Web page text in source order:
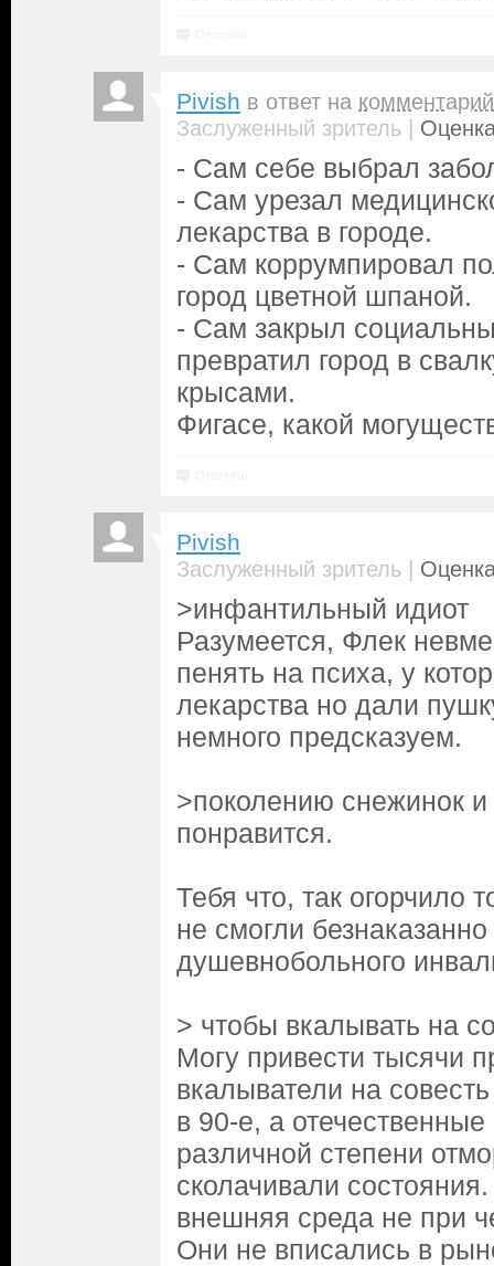
Pivish в ответ на комментарий
Заслуженный зритель |
- Сам себе выбрал
- Сам урезал
лекарства в городе.
- Сам коррумпировал
город цветной шпаной.
- Сам закрыл
превратил город в
крысами.
Фигасе, какой
Pivish
Заслуженный зритель |
>инфантильный идиот
Разумеется, Флек
пенять на психа, у
лекарства но дали
немного предсказуем.
>поколению снежинок
понравится.
Тебя что, так огорчило
не смогли безнаказанно
душевнобольного
> чтобы вкалывать на
Могу привести тысячи
вкалыватели на
в 90-е, а
различной степени
сколачивали
внешняя среда не при
Они не вписались в